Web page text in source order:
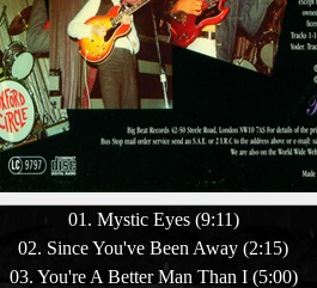
01. Mystic Eyes (9:11)
02. Since You've Been Away (2:15)
03. You're A Better Man Than I (5:00)